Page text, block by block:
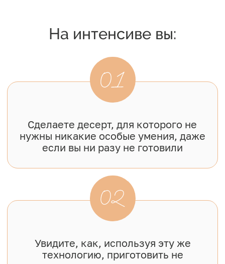
Узнаете, за какими десертами
начинки сейчас востребованы
Получите список инвентаря
начинающего кондитера и как